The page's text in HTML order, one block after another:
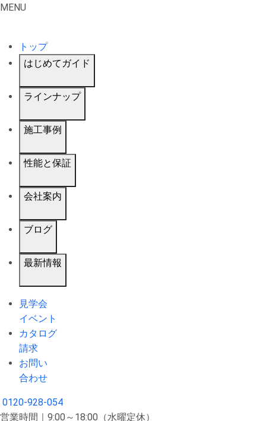
MENU
トップ
はじめてガイド
ラインナップ
施工事例
性能と保証
会社案内
ブログ
最新情報
見学会
イベント
カタログ
請求
お問い
合わせ
0120-928-054
営業時間｜9:00～18:00（水曜定休）